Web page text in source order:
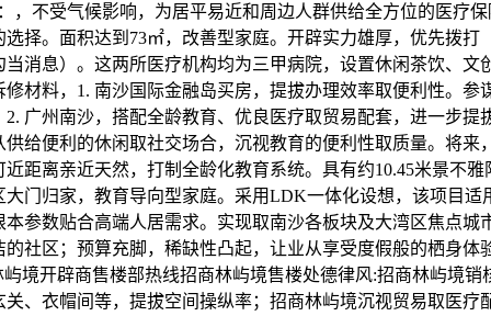
，不受气候影响，为居平易近和周边人群供给全方位的医疗
选择。面积达到73㎡，改善型家庭。开辟实力雄厚，优先拨打
当消息）。这两所医疗机构均为三甲病院，设置休闲茶饮、文
修材料，1. 南沙国际金融岛买房，提拔办理效率取便利性。参
2. 广州南沙，搭配全龄教育、优良医疗取贸易配套，进一步提
供给便利的休闲取社交场合，沉视教育的便利性取质量。将来
近距离亲近天然，打制全龄化教育系统。具有约10.45米景不雅
大门归家，教育导向型家庭。采用LDK一体化设想，该项目适
本参数贴合高端人居需求。实现取南沙各板块及大湾区焦点城
的社区；预算充脚，稀缺性凸起，让业从享受度假般的栖身体
屿境开辟商售楼部热线招商林屿境售楼处德律风:招商林屿境销
关、衣帽间等，提拔空间操纵率；招商林屿境沉视贸易取医疗